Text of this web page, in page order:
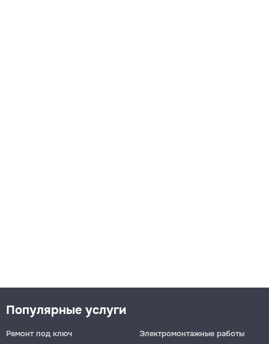
Популярные услуги
Ремонт под ключ
Электромонтажные работы